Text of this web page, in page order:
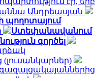
Անդրեասյան
պողոտայում
Ստեփանավանում
գործել
(լուսանկարներ)